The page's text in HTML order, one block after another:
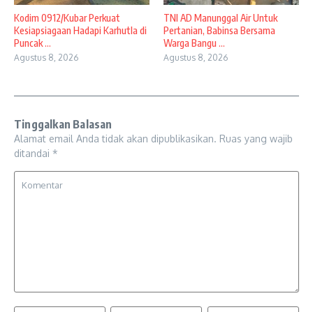
Kodim 0912/Kubar Perkuat
Kesiapsiagaan Hadapi Karhutla di
Puncak ...
Agustus 8, 2026
TNI AD Manunggal Air Untuk
Pertanian, Babinsa Bersama
Warga Bangu ...
Agustus 8, 2026
Tinggalkan Balasan
Alamat email Anda tidak akan dipublikasikan. Ruas yang wajib
ditandai *